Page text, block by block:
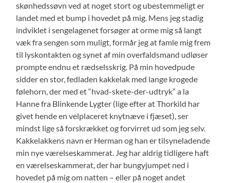
skønhedssøvn ved at noget stort og ubestemmeligt er
landet med et bump i hovedet på mig. Mens jeg stadig
indviklet i sengelagenet forsøger at orme mig så langt
væk fra sengen som muligt, formår jeg at famle mig frem
til lyskontakten og synet af min overfaldsmand udløser
prompte endnu et rædselsskrig. På min hovedpude
sidder en stor, fedladen kakkelak med lange krogede
følehorn, der med et “hvad-skete-der-udtryk” a la
Hanne fra Blinkende Lygter (lige efter at Thorkild har
givet hende en velplaceret knytnæve i fjæset), ser
mindst lige så forskrækket og forvirret ud som jeg selv.
Kakkelakkens navn er Herman og han er tilsyneladende
min nye værelseskammerat. Jeg har aldrig tidligere haft
en værelseskammerat, der har bungyjumpet ned i
hovedet på mig om natten – eller på noget andet